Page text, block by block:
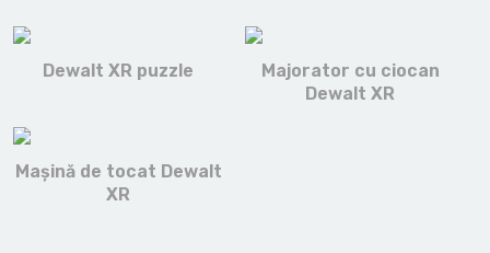
Dewalt XR puzzle
Majorator cu ciocan
Dewalt XR
Mașină de tocat Dewalt
XR